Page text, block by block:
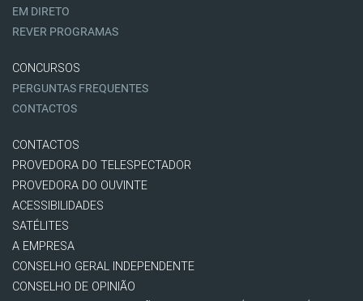
EM DIRETO
REVER PROGRAMAS
CONCURSOS
PERGUNTAS FREQUENTES
CONTACTOS
CONTACTOS
PROVEDORA DO TELESPECTADOR
PROVEDORA DO OUVINTE
ACESSIBILIDADES
SATÉLITES
A EMPRESA
CONSELHO GERAL INDEPENDENTE
CONSELHO DE OPINIÃO